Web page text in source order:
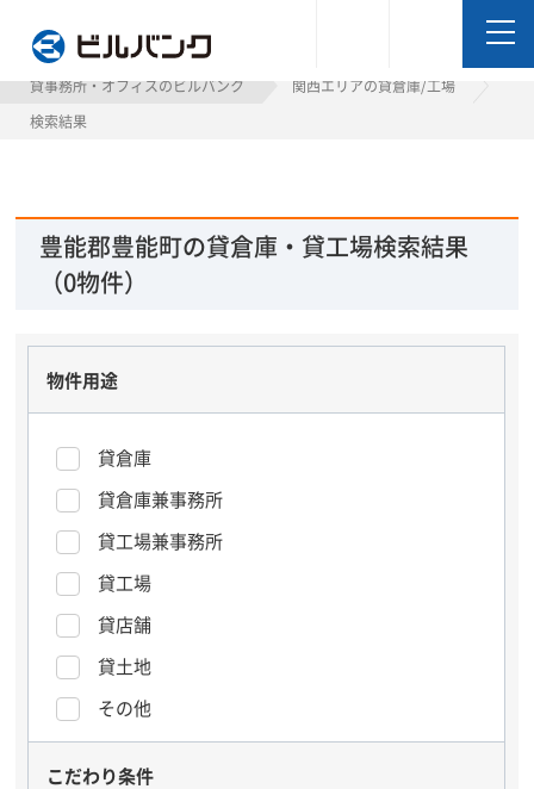
貸事務所・オフィスのビルバンク
関西エリアの貸倉庫/工場
検索結果
豊能郡豊能町の貸倉庫・貸工場検索結果
（0物件）
物件用途
貸倉庫
貸倉庫兼事務所
貸工場兼事務所
貸工場
貸店舗
貸土地
その他
こだわり条件